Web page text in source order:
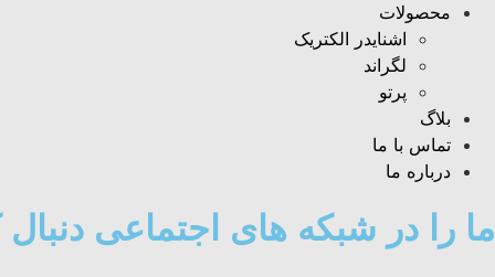
محصولات
اشنایدر الکتریک
لگراند
پرتو
بلاگ
تماس با ما
درباره ما
ما را در شبکه های اجتماعی دنبال